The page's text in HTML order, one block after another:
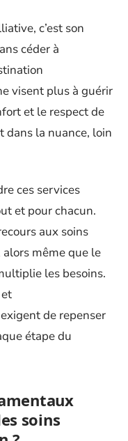
c’est son
céder à
visent plus à guérir
et le respect de
dans la nuance, loin
ces services
et pour chacun.
aux soins
même que le
les besoins.
de repenser
étape du
soins